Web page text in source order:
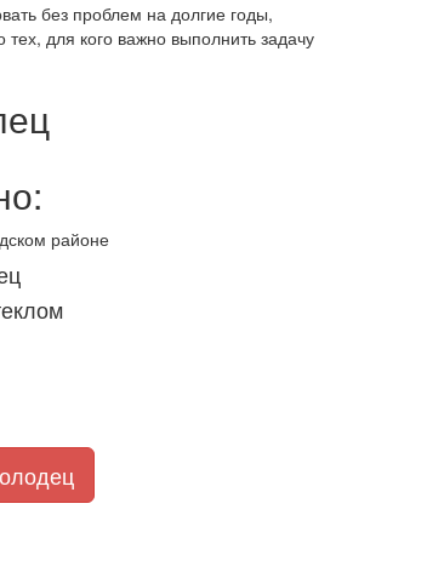
без проблем на долгие годы,
для кого важно выполнить задачу
районе